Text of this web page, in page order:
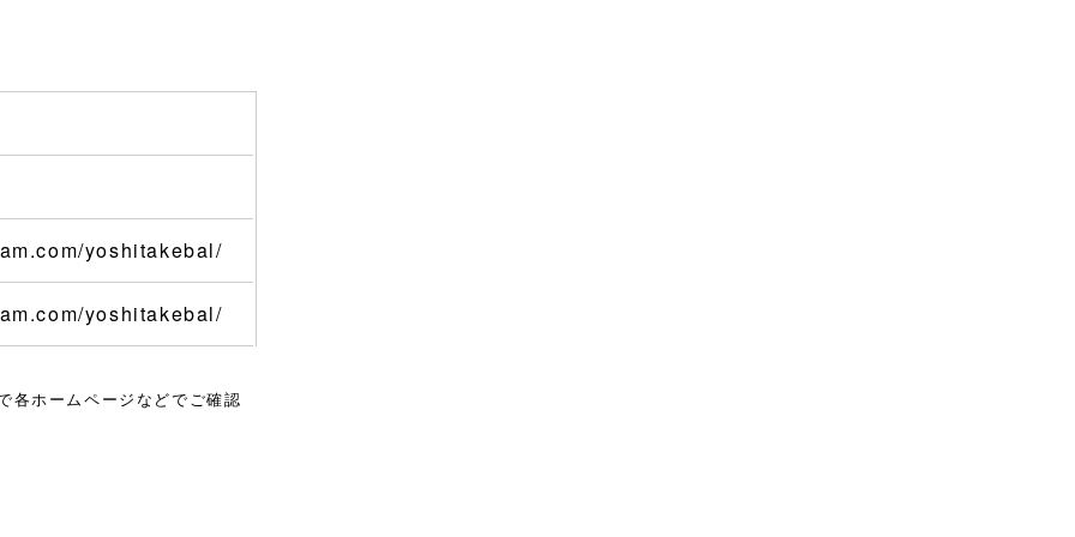
yoshitakebal/
yoshitakebal/
各ホームページなどでご確認